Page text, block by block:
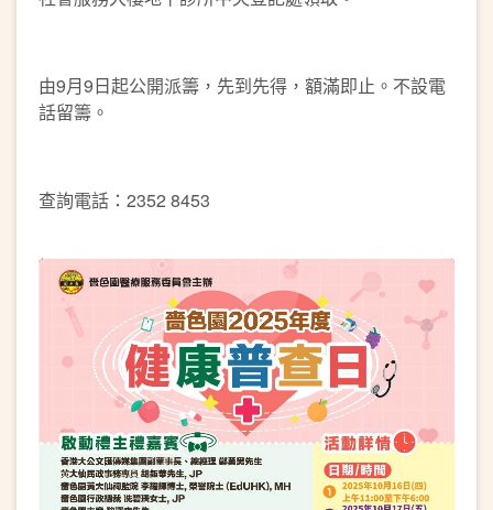
由9月9日起公開派籌，先到先得，額滿即止。不設電
話留籌。
查詢電話：2352 8453